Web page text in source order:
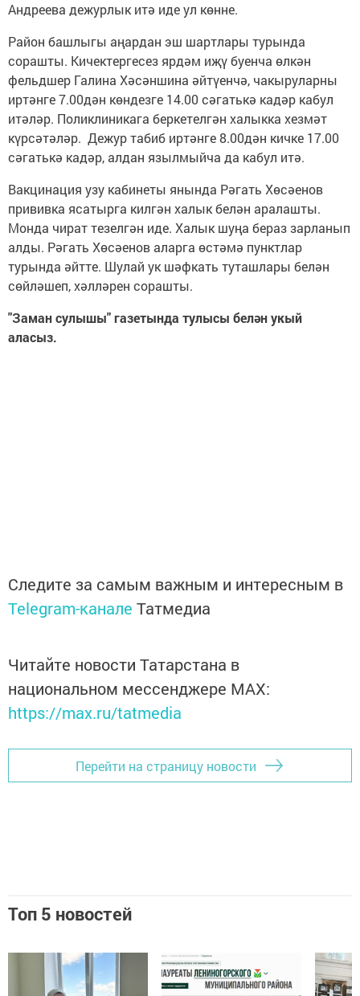
Андреева дежурлык итә иде ул көнне.
Район башлыгы аңардан эш шартлары турында
сорашты. Кичектергесез ярдәм иҗү буенча өлкән
фельдшер Галина Хәсәншина әйтүенчә, чакыруларны
иртәнге 7.00дән көндезге 14.00 сәгатькә кадәр кабул
итәләр. Поликлиникага беркетелгән халыкка хезмәт
күрсәтәләр. Дежур табиб иртәнге 8.00дән кичке 17.00
сәгатькә кадәр, алдан язылмыйча да кабул итә.
Вакцинация узу кабинеты янында Рәгать Хөсәенов
прививка ясатырга килгән халык белән аралашты.
Монда чират тезелгән иде. Халык шуңа бераз зарланып
алды. Рәгать Хөсәенов аларга өстәмә пунктлар
турында әйтте. Шулай ук шәфкать туташлары белән
сөйләшеп, хәлләрен сорашты.
"Заман сулышы" газетында тулысы белән укый
аласыз.
Следите за самым важным и интересным в
Telegram-канале Татмедиа
Читайте новости Татарстана в
национальном мессенджере MАХ:
https://max.ru/tatmedia
Перейти на страницу новости
Топ 5 новостей